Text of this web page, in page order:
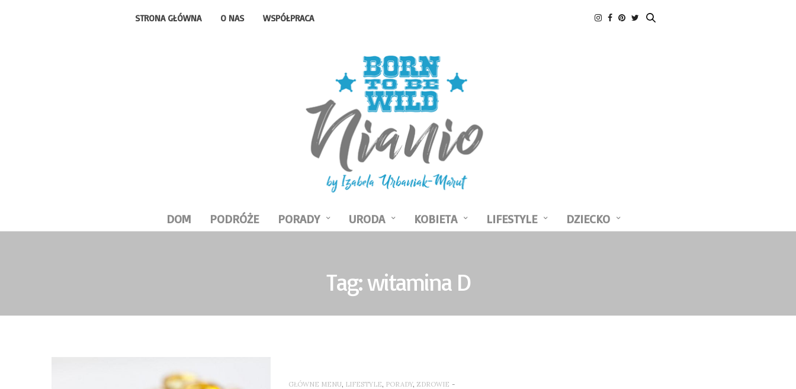
STRONA GŁÓWNA O NAS WSPÓŁPRACA
DOM PODRÓŻE PORADY URODA KOBIETA LIFESTYLE DZIECKO
Tag: witamina D
GŁÓWNE MENU, LIFESTYLE, PORADY, ZDROWIE -